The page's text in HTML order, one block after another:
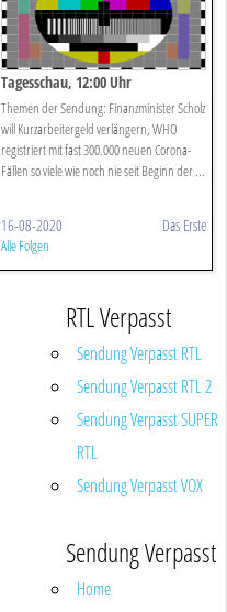
Tagesschau, 12:00 Uhr
Themen der Sendung: Finanzminister Scholz
will Kurzarbeitergeld verlängern, WHO
registriert mit fast 300.000 neuen Corona-
Fällen so viele wie noch nie seit Beginn der ...
16-08-2020 Das Erste
Alle Folgen
RTL Verpasst
Sendung Verpasst RTL
Sendung Verpasst RTL 2
Sendung Verpasst SUPER
RTL
Sendung Verpasst VOX
Sendung Verpasst
Home